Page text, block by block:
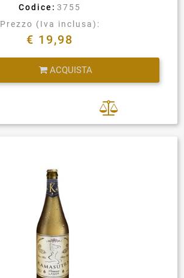
Codice: 3755
Prezzo (Iva inclusa):
€ 19,98
ACQUISTA